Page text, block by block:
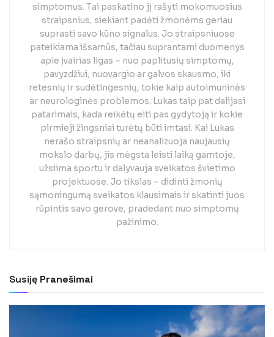
simptomus. Tai paskatino jį rašyti mokomuosius
straipsnius, siekiant padėti žmonėms geriau
suprasti savo kūno signalus. Jo straipsniuose
pateikiama išsamūs, tačiau suprantami duomenys
apie įvairias ligas – nuo paplitusių simptomų,
pavyzdžiui, nuovargio ar galvos skausmo, iki
retesnių ir sudėtingesnių, tokie kaip autoimuninės
ar neurologinės problemos. Lukas taip pat dalijasi
patarimais, kada reikėtų eiti pas gydytoją ir kokie
pirmieji žingsniai turėtų būti imtasi. Kai Lukas
nerašo straipsnių ar neanalizuoja naujausių
mokslo darbų, jis mėgsta leisti laiką gamtoje,
užsiima sportu ir dalyvauja sveikatos švietimo
projektuose. Jo tikslas – didinti žmonių
sąmoningumą sveikatos klausimais ir skatinti juos
rūpintis savo gerove, pradedant nuo simptomų
pažinimo.
Susiję Pranešimai